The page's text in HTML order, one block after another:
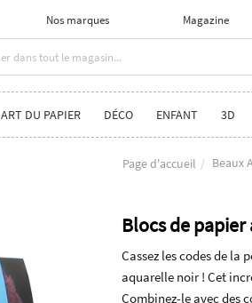
Nos marques Magazine
ART DU PAPIER DÉCO ENFANT 3D
Page d'accueil Beaux
Blocs de
Cassez les codes de la
aquarelle noir ! Cet
Combinez-le avec des